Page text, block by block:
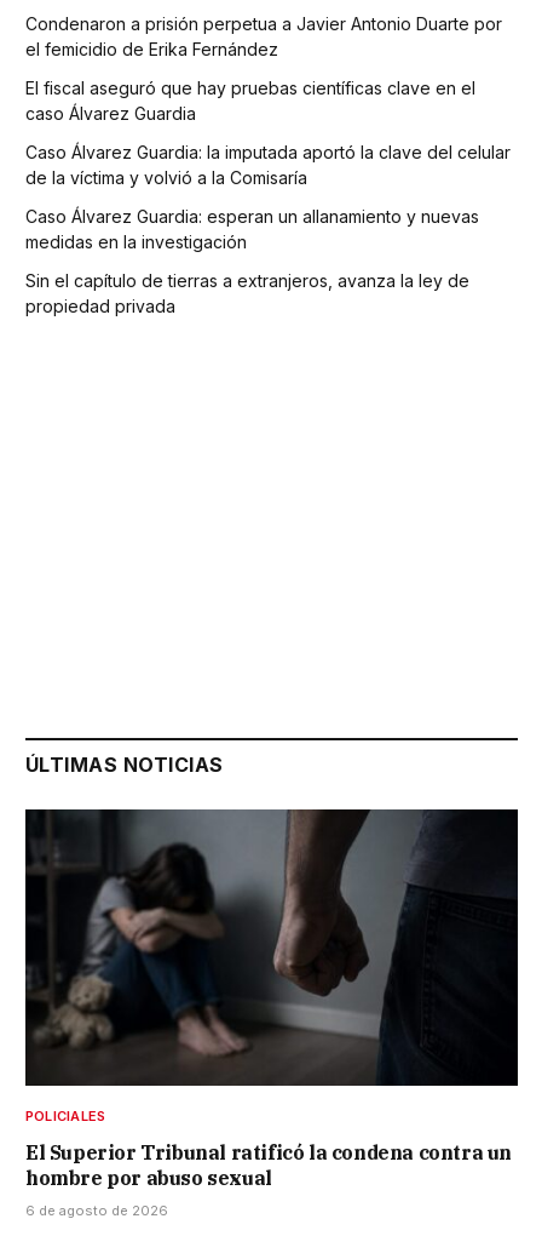
Condenaron a prisión perpetua a Javier Antonio Duarte por
el femicidio de Erika Fernández
El fiscal aseguró que hay pruebas científicas clave en el
caso Álvarez Guardia
Caso Álvarez Guardia: la imputada aportó la clave del celular
de la víctima y volvió a la Comisaría
Caso Álvarez Guardia: esperan un allanamiento y nuevas
medidas en la investigación
Sin el capítulo de tierras a extranjeros, avanza la ley de
propiedad privada
ÚLTIMAS NOTICIAS
POLICIALES
El Superior Tribunal ratificó la condena contra un
hombre por abuso sexual
6 de agosto de 2026